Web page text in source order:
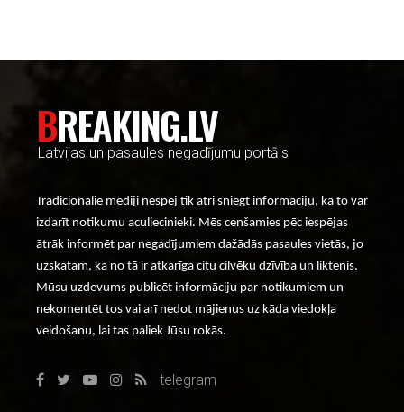
BREAKING.LV
Latvijas un pasaules negadījumu portāls
Tradicionālie mediji nespēj tik ātri sniegt informāciju, kā to var
izdarīt notikumu aculiecinieki. Mēs cenšamies pēc iespējas
ātrāk informēt par negadījumiem dažādās pasaules vietās, jo
uzskatam, ka no tā ir atkarīga citu cilvēku dzīvība un liktenis.
Mūsu uzdevums publicēt informāciju par notikumiem un
nekomentēt tos vai arī nedot mājienus uz kāda viedokļa
veidošanu, lai tas paliek Jūsu rokās.
telegram